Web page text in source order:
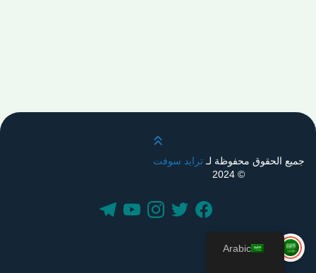
قم بالتمرير لأعلى
جميع الحقوق محفوظة لـترايد سوفت
© 2024
Arabic